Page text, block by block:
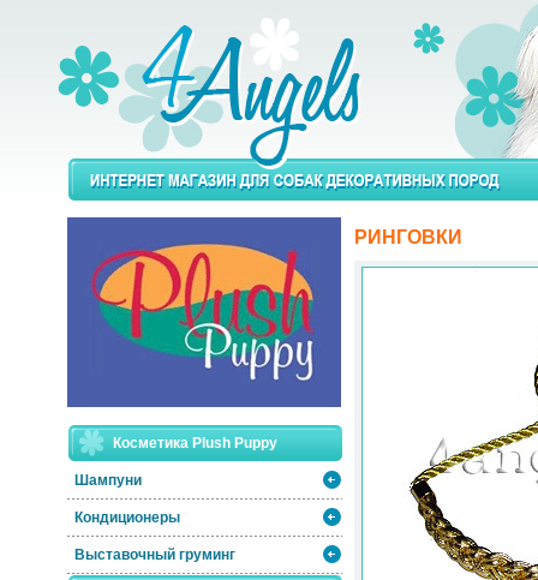
Косметика Plush Puppy
Шампуни
Кондиционеры
Выставочный груминг
РИНГОВКИ